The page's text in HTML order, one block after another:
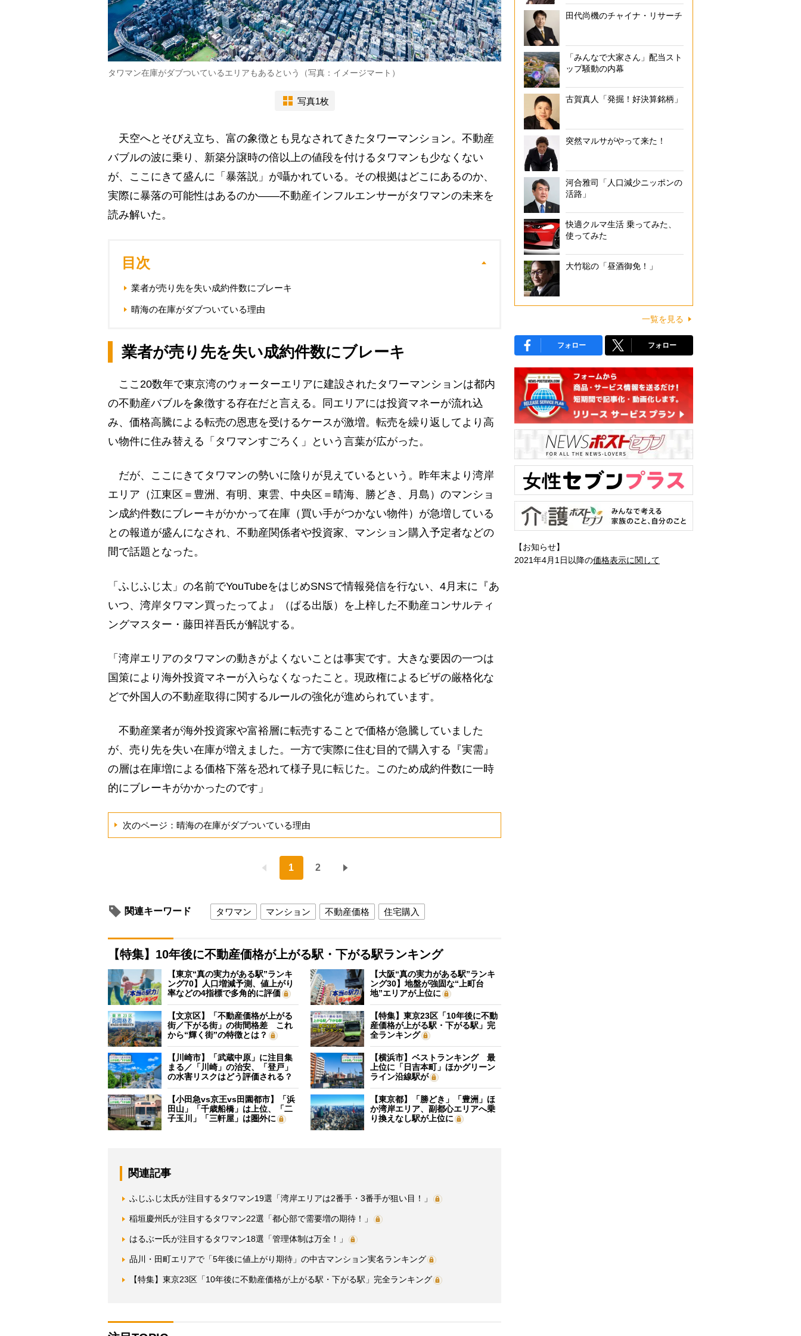
タワマン在庫がダブついているエリアもあるという（写真：イメージマート）
写真1枚
天空へとそびえ立ち、富の象徴とも見なされてきたタワーマンション。不動産
バブルの波に乗り、新築分譲時の倍以上の値段を付けるタワマンも少なくない
が、ここにきて盛んに「暴落説」が囁かれている。その根拠はどこにあるのか、
実際に暴落の可能性はあるのか――不動産インフルエンサーがタワマンの未来を
読み解いた。
目次
業者が売り先を失い成約件数にブレーキ
晴海の在庫がダブついている理由
業者が売り先を失い成約件数にブレーキ
ここ20数年で東京湾のウォーターエリアに建設されたタワーマンションは都内
の不動産バブルを象徴する存在だと言える。同エリアには投資マネーが流れ込
み、価格高騰による転売の恩恵を受けるケースが激増。転売を繰り返してより高
い物件に住み替える「タワマンすごろく」という言葉が広がった。
だが、ここにきてタワマンの勢いに陰りが見えているという。昨年末より湾岸
エリア（江東区＝豊洲、有明、東雲、中央区＝晴海、勝どき、月島）のマンショ
ン成約件数にブレーキがかかって在庫（買い手がつかない物件）が急増している
との報道が盛んになされ、不動産関係者や投資家、マンション購入予定者などの
間で話題となった。
「ふじふじ太」の名前でYouTubeをはじめSNSで情報発信を行ない、4月末に『あ
いつ、湾岸タワマン買ったってよ』（ぱる出版）を上梓した不動産コンサルティ
ングマスター・藤田祥吾氏が解説する。
「湾岸エリアのタワマンの動きがよくないことは事実です。大きな要因の一つは
国策により海外投資マネーが入らなくなったこと。現政権によるビザの厳格化な
どで外国人の不動産取得に関するルールの強化が進められています。
不動産業者が海外投資家や富裕層に転売することで価格が急騰していました
が、売り先を失い在庫が増えました。一方で実際に住む目的で購入する『実需』
の層は在庫増による価格下落を恐れて様子見に転じた。このため成約件数に一時
的にブレーキがかかったのです」
次のページ：晴海の在庫がダブついている理由
1 2
関連キーワード タワマン マンション 不動産価格 住宅購入
【特集】10年後に不動産価格が上がる駅・下がる駅ランキング
【東京“真の実力がある駅”ランキ
ング70】人口増減予測、値上がり
率などの4指標で多角的に評価
【大阪“真の実力がある駅”ランキ
ング30】地盤が強固な“上町台
地”エリアが上位に
【文京区】「不動産価格が上がる
街／下がる街」の街間格差 これ
から“輝く街”の特徴とは？
【特集】東京23区「10年後に不動
産価格が上がる駅・下がる駅」完
全ランキング
【川崎市】「武蔵中原」に注目集
まる／「川崎」の治安、「登戸」
の水害リスクはどう評価される？
【横浜市】ベストランキング 最
上位に「日吉本町」ほかグリーン
ライン沿線駅が
【小田急vs京王vs田園都市】「浜
田山」「千歳船橋」は上位、「二
子玉川」「三軒屋」は圏外に
【東京都】「勝どき」「豊洲」ほ
か湾岸エリア、副都心エリアへ乗
り換えなし駅が上位に
関連記事
ふじふじ太氏が注目するタワマン19選「湾岸エリアは2番手・3番手が狙い目！」
稲垣慶州氏が注目するタワマン22選「都心部で需要増の期待！」
はるぶー氏が注目するタワマン18選「管理体制は万全！」
品川・田町エリアで「5年後に値上がり期待」の中古マンション実名ランキング
【特集】東京23区「10年後に不動産価格が上がる駅・下がる駅」完全ランキング
田代尚機のチャイナ・リサーチ
「みんなで大家さん」配当スト
ップ騒動の内幕
古賀真人「発掘！好決算銘柄」
突然マルサがやって来た！
河合雅司「人口減少ニッポンの
活路」
快適クルマ生活 乗ってみた、
使ってみた
大竹聡の「昼酒御免！」
一覧を見る
フォロー フォロー
【お知らせ】
2021年4月1日以降の価格表示に関して